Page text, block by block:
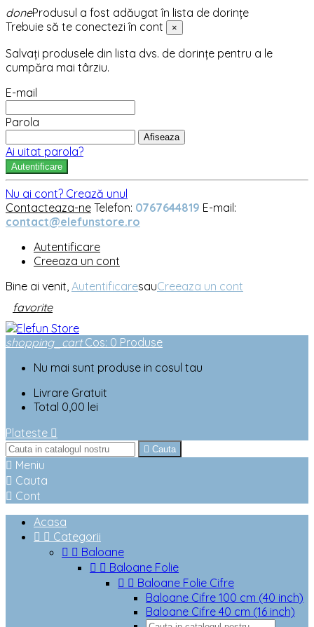
doneProdusul a fost adăugat în lista de dorințe
Trebuie să te conectezi în cont
×
Salvați produsele din lista dvs. de dorințe pentru a le
cumpăra mai târziu.
E-mail
Parola
Afiseaza
Ai uitat parola?
Autentificare
Nu ai cont? Crează unul
Contacteaza-ne Telefon: 0767644819 E-mail:
contact@elefunstore.ro
Autentificare
Creeaza un cont
Bine ai venit, AutentificaresauCreeaza un cont
favorite
shopping_cart Cos: 0 Produse
Nu mai sunt produse in cosul tau
Livrare Gratuit
Total 0,00 lei
Plateste 
 Cauta
 Meniu
 Cauta
 Cont
Acasa
  Categorii
  Baloane
  Baloane Folie
  Baloane Folie Cifre
Baloane Cifre 100 cm (40 inch)
Baloane Cifre 40 cm (16 inch)